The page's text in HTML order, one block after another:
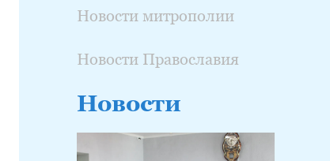
Новости митрополии
Новости Православия
Новости